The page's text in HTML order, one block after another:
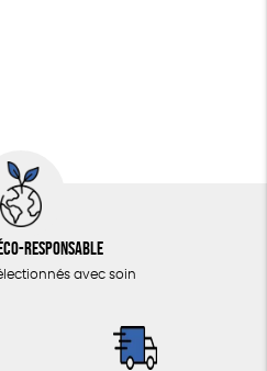
responsable
avec soin